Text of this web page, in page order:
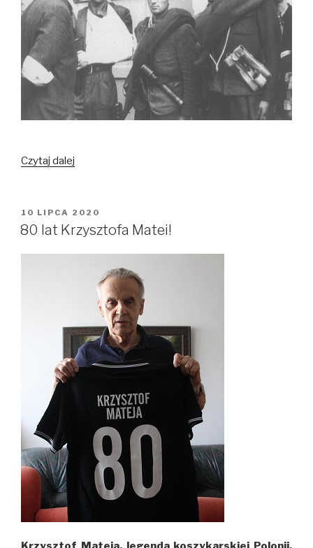
Czytaj dalej
czasie
powstania
OPUBLIKOWANE
W
10 LIPCA 2020
80 lat Krzysztofa Matei!